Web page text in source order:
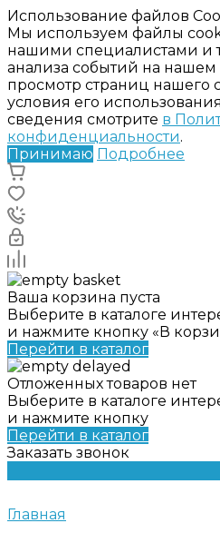
Использование файлов
Мы используем файлы
нашими специалистами и
анализа событий на
просмотр страниц нашего
условия его
сведения смотрите в
конфиденциальности.
Принимаю Подробнее
Ваша корзина пуста
Выберите в каталоге
и нажмите кнопку «В
Перейти в каталог
Отложенных товаров нет
Выберите в каталоге
и нажмите кнопку
Перейти в каталог
Заказать звонок
Главная